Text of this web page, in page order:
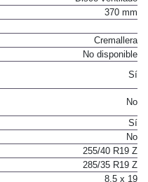
370 mm
Cremallera
No disponible
Sí
No
Sí
No
255/40 R19 Z
285/35 R19 Z
8.5 x 19